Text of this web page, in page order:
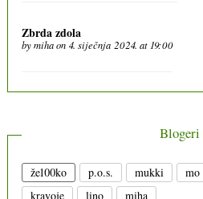
Zbrda zdola
bymihaon 4. siječnja 2024. at 19:00
Blogeri
že100ko p.o.s. mukki mo
kravoje
lino miha